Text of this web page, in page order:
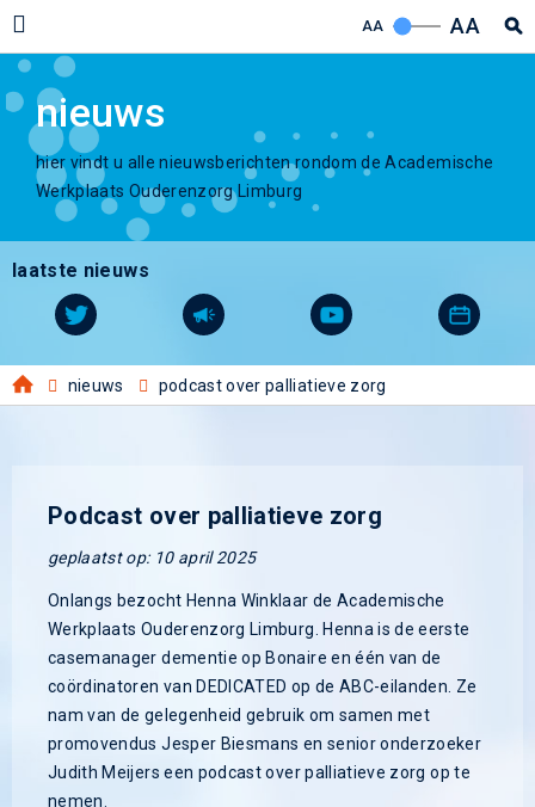
AA AA
nieuws
hier vindt u alle nieuwsberichten rondom de Academische
Werkplaats Ouderenzorg Limburg
laatste nieuws
nieuws podcast over palliatieve zorg
Podcast over palliatieve zorg
geplaatst op: 10 april 2025
Onlangs bezocht Henna Winklaar de Academische
Werkplaats Ouderenzorg Limburg. Henna is de eerste
casemanager dementie op Bonaire en één van de
coördinatoren van DEDICATED op de ABC-eilanden. Ze
nam van de gelegenheid gebruik om samen met
promovendus Jesper Biesmans en senior onderzoeker
Judith Meijers een podcast over palliatieve zorg op te
nemen.